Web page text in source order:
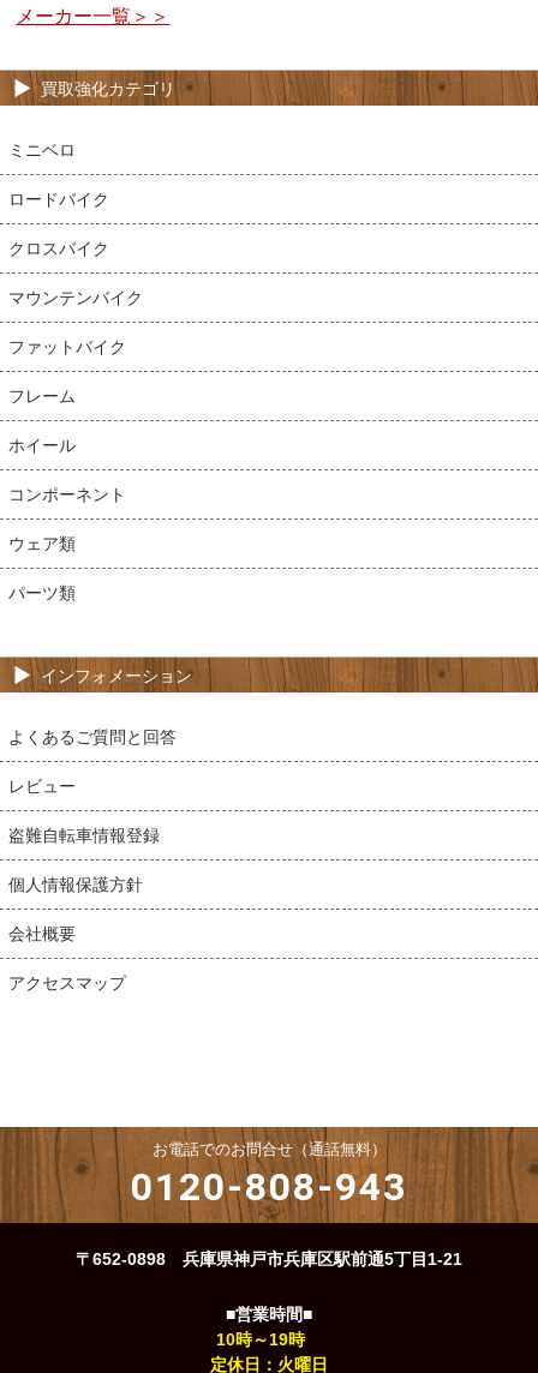
メーカー一覧＞＞
買取強化カテゴリ
ミニベロ
ロードバイク
クロスバイク
マウンテンバイク
ファットバイク
フレーム
ホイール
コンポーネント
ウェア類
パーツ類
インフォメーション
よくあるご質問と回答
レビュー
盗難自転車情報登録
個人情報保護方針
会社概要
アクセスマップ
お電話でのお問合せ（通話無料）
0120-808-943
〒652-0898 兵庫県神戸市兵庫区駅前通5丁目1-21
■営業時間■
10時～19時
定休日：火曜日